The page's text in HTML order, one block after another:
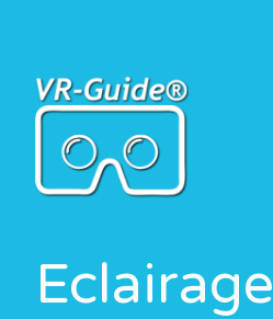
content
Eclairage